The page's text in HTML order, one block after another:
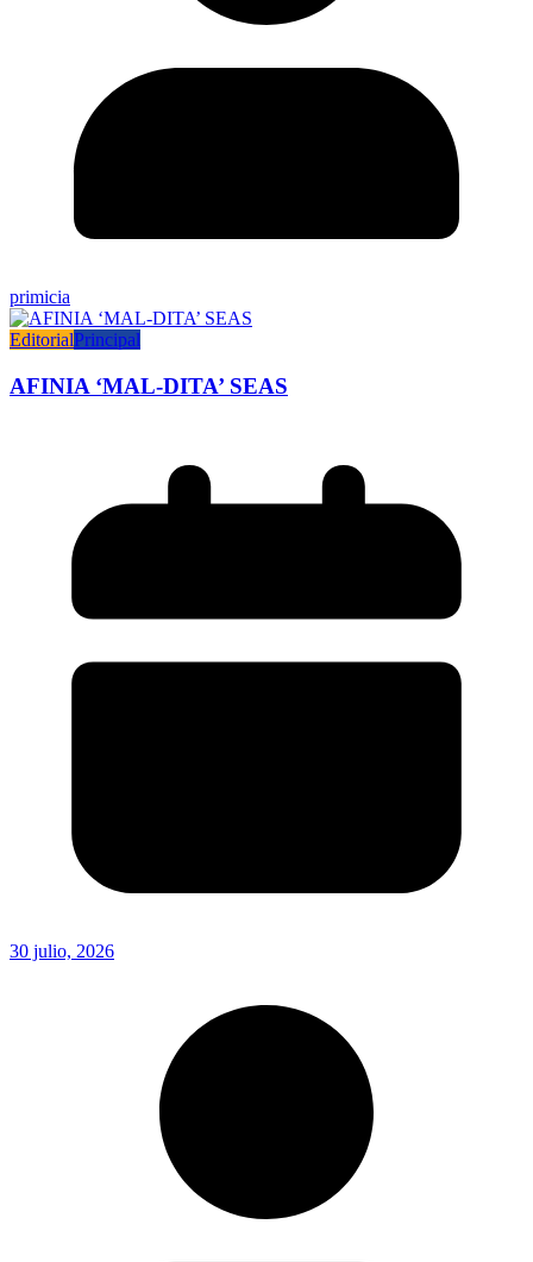
primicia
EditorialPrincipal
AFINIA ‘MAL-DITA’ SEAS
30 julio, 2026